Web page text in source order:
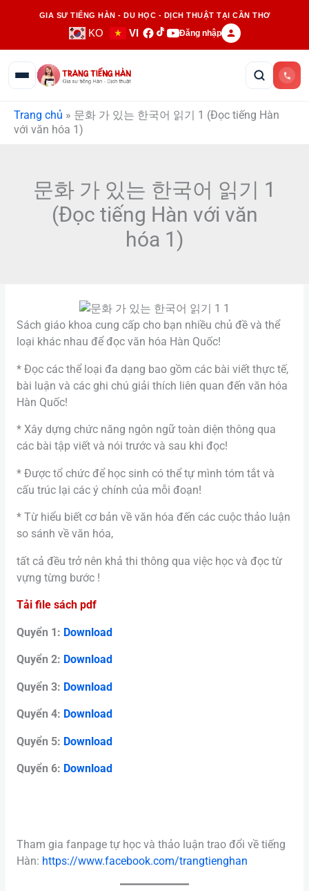
GIA SƯ TIẾNG HÀN - DU HỌC - DỊCH THUẬT TẠI CẦN THƠ
KO VI Đăng nhập
Trang chủ » 문화 가 있는 한국어 읽기 1 (Đọc tiếng Hàn
với văn hóa 1)
문화 가 있는 한국어 읽기 1
(Đọc tiếng Hàn với văn
hóa 1)
Sách giáo khoa cung cấp cho bạn nhiều chủ đề và thể
loại khác nhau để đọc văn hóa Hàn Quốc!
* Đọc các thể loại đa dạng bao gồm các bài viết thực tế,
bài luận và các ghi chú giải thích liên quan đến văn hóa
Hàn Quốc!
* Xây dựng chức năng ngôn ngữ toàn diện thông qua
các bài tập viết và nói trước và sau khi đọc!
* Được tổ chức để học sinh có thể tự mình tóm tắt và
cấu trúc lại các ý chính của mỗi đoạn!
* Từ hiểu biết cơ bản về văn hóa đến các cuộc thảo luận
so sánh về văn hóa,
tất cả đều trở nên khả thi thông qua việc học và đọc từ
vựng từng bước !
Tải file sách pdf
Quyển 1: Download
Quyển 2: Download
Quyển 3: Download
Quyển 4: Download
Quyển 5: Download
Quyển 6: Download
Tham gia fanpage tự học và thảo luận trao đổi về tiếng
Hàn: https://www.facebook.com/trangtienghan